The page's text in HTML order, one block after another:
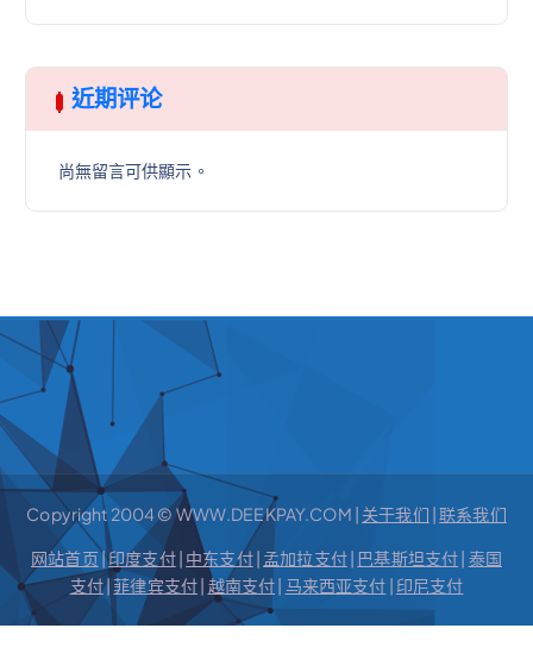
近期评论
尚無留言可供顯示。
Copyright 2004 © WWW.DEEKPAY.COM | 关于我们 |联系我们
网站首页|印度支付| 中东支付| 孟加拉支付| 巴基斯坦支付| 泰国
支付| 菲律宾支付| 越南支付| 马来西亚支付 | 印尼支付